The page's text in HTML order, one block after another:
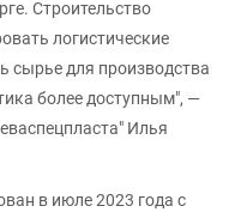
Строительство
логистические
сырье для производства
более доступным", —
Илья
в июле 2023 года с